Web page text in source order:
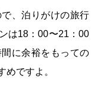
、泊りがけの旅行
は18：00〜21：00
に余裕をもっての
めですよ。